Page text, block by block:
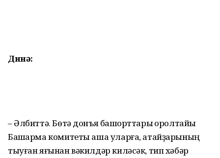
Динә:
– Әлбиттә. Бөтә донъя башҡорт­тары ҡоролтайы
Башҡарма комитеты аша уларға, атайҙарының
тыуған яғынан вәкилдәр киләсәк, тип хәбәр